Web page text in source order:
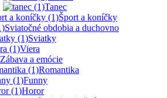
Tanec
Šport a koníčky
Sviatočné obdobia a duchovno
Sviatky
Viera
Zábava a emócie
Romantika
Funny
Horor